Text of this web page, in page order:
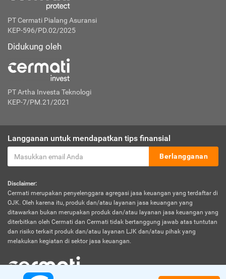
PT Cermati Pialang Asuransi
KEP-596/PD.02/2025
Didukung oleh
PT Artha Investa Teknologi
KEP-7/PM.21/2021
Langganan untuk mendapatkan tips finansial
Berlangganan
Disclaimer:
Cermati merupakan penyelenggara agregasi jasa keuangan yang terdaftar di
OJK. Oleh karena itu, produk dan/atau layanan jasa keuangan yang
ditawarkan bukan merupakan produk dan/atau layanan jasa keuangan yang
diterbitkan oleh Cermati dan Cermati tidak bertanggung jawab atas tuntutan
dan risiko terkait produk dan/atau layanan LJK dan/atau pihak yang
melakukan kegiatan di sektor jasa keuangan.